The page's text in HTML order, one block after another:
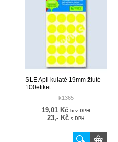
SLE Apli kulaté 19mm žluté
100etiket
k1365
19,01 Kč bez DPH
23,- Kč s DPH